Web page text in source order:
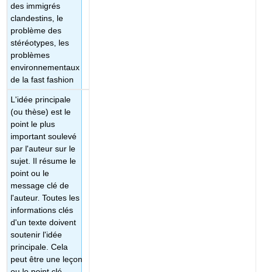
des immigrés
clandestins, le
problème des
stéréotypes, les
problèmes
environnementaux
de la fast fashion
L'idée principale
(ou thèse) est le
point le plus
important soulevé
par l'auteur sur le
sujet. Il résume le
point ou le
message clé de
l'auteur. Toutes les
informations clés
d'un texte doivent
soutenir l'idée
principale. Cela
peut être une leçon